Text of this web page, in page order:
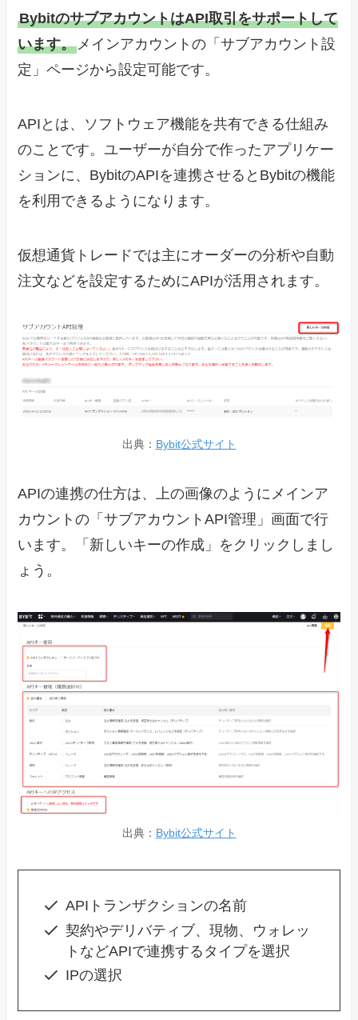
BybitのサブアカウントはAPI取引をサポートして
います。 メインアカウントの「サブアカウント設
定」ページから設定可能です。
APIとは、ソフトウェア機能を共有できる仕組み
のことです。ユーザーが自分で作ったアプリケー
ションに、BybitのAPIを連携させるとBybitの機能
を利用できるようになります。
仮想通貨トレードでは主にオーダーの分析や自動
注文などを設定するためにAPIが活用されます。
出典： Bybit公式サイト
APIの連携の仕方は、上の画像のようにメインア
カウントの「サブアカウントAPI管理」画面で行
います。「新しいキーの作成」をクリックしまし
ょう。
出典： Bybit公式サイト
APIトランザクションの名前
契約やデリバティブ、現物、ウォレッ
トなどAPIで連携するタイプを選択
IPの選択